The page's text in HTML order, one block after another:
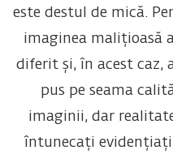
este destul de mică.
imaginea malițioasă
diferit și, în acest caz,
pus pe seama
imaginii, dar
întunecați